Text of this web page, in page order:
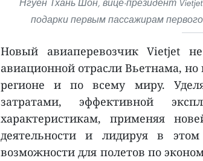
Нгуен Тхань Шон, вице-президент
подарки первым пассажирам
Новый авиаперевозчик Vietjet
авиационной отрасли Вьетнама,
регионе и по всему миру.
затратами, эффективной
характеристикам, применяя
деятельности и лидируя в
возможности для полетов по